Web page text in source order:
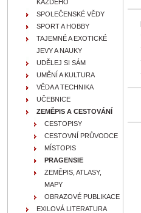
KAŽDÉHO
SPOLEČENSKÉ VĚDY
SPORT A HOBBY
TAJEMNÉ A EXOTICKÉ
JEVY A NAUKY
UDĚLEJ SI SÁM
UMĚNÍ A KULTURA
VĚDA A TECHNIKA
UČEBNICE
ZEMĚPIS A CESTOVÁNÍ
CESTOPISY
CESTOVNÍ PRŮVODCE
MÍSTOPIS
PRAGENSIE
ZEMĚPIS, ATLASY,
MAPY
OBRAZOVÉ PUBLIKACE
EXILOVÁ LITERATURA